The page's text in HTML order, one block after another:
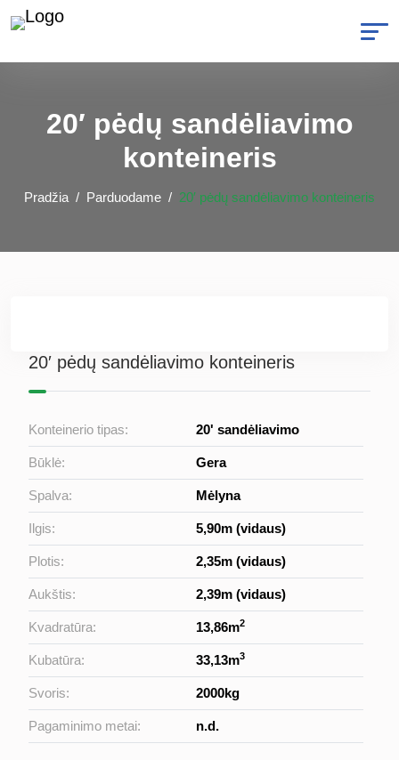
20′ pėdų sandėliavimo
konteineris
Pradžia Parduodame 20′ pėdų sandėliavimo konteineris
20′ pėdų sandėliavimo konteineris
Konteinerio tipas: 20' sandėliavimo
Būklė: Gera
Spalva: Mėlyna
Ilgis: 5,90m (vidaus)
Plotis: 2,35m (vidaus)
Aukštis: 2,39m (vidaus)
Kvadratūra: 13,86m2
Kubatūra: 33,13m3
Svoris: 2000kg
Pagaminimo metai: n.d.